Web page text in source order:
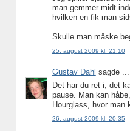
man gemmer midt
hvilken en fik man
Skulle man måske
25. august 2009 kl. 21.10
Gustav Dahl sagde ...
Det har du ret i; det
pause. Man kan
Hourglass, hvor man
26. august 2009 kl. 20.35